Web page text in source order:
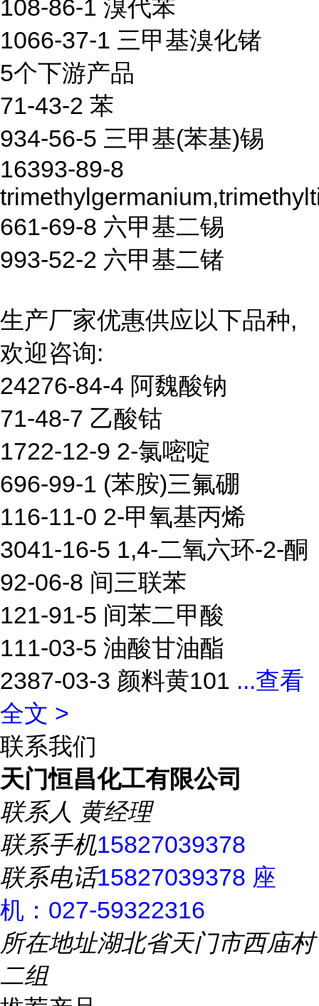
108-86-1 溴代苯
1066-37-1 三甲基溴化锗
5个下游产品
71-43-2 苯
934-56-5 三甲基(苯基)锡
16393-89-8
661-69-8 六甲基二锡
993-52-2 六甲基二锗
生产厂家优惠供应以下品种,
欢迎咨询:
24276-84-4 阿魏酸钠
71-48-7 乙酸钴
1722-12-9 2-氯嘧啶
696-99-1 (苯胺)三氟硼
116-11-0 2-甲氧基丙烯
3041-16-5 1,4-二氧六环-2-酮
92-06-8 间三联苯
121-91-5 间苯二甲酸
111-03-5 油酸甘油酯
2387-03-3 颜料黄101 ...查看
全文 >
联系我们
天门恒昌化工有限公司
联系人 黄经理
联系手机15827039378
联系电话15827039378 座
机：027-59322316
所在地址湖北省天门市西庙村
二组